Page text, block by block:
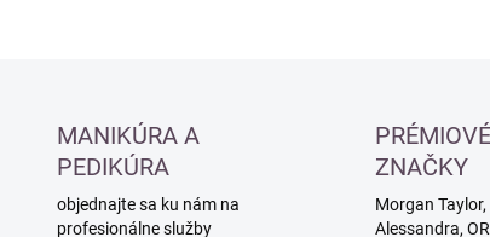
MANIKÚRA A
PEDIKÚRA
objednajte sa ku nám na
profesionálne služby
PRÉMIOVÉ
ZNAČKY
Morgan Taylor,
Alessandra,